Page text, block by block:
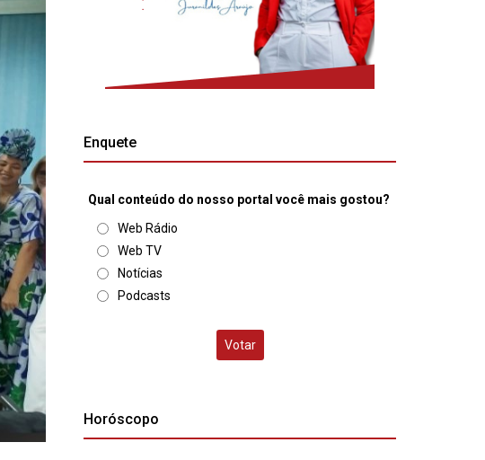
Enquete
Qual conteúdo do nosso portal você mais gostou?
Web Rádio
Web TV
Notícias
Podcasts
Votar
Horóscopo